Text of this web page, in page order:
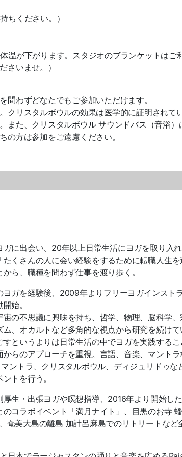
ちください。）
温が下がります。スタジオのブランケットはご
さいませ。）
わずどなたでもご参加いただけます。
クリスタルボウルの効果は医学的に証明されて
また、クリスタルボウル サウンドバス（音浴）
方は参加をご遠慮ください。
に出会い、20年以上日常生活にヨガを取り入れ
くさんの人に会い経験をするために転職人生を
から、職種を問わず仕事を渡り歩く。
ヨガを経験後、2009年よりフリーヨガインスト
始。
宙の不思議に興味を持ち、哲学、物理、脳科学、
ム、オカルトなど多角的な視点から研究を続けて
すというよりは日常生活の中でヨガを実践するこ
からのアプローチを重視。言語、音楽、マント
マントラ、クリスタルボウル、ディジュリドゥな
トを行う。
厚生・出張ヨガや瞑想指導、2016年より開始し
のコラボイベント「満月ナイト」、目黒のお寺
奄美大島の離島 加計呂麻島でのリトリートなど